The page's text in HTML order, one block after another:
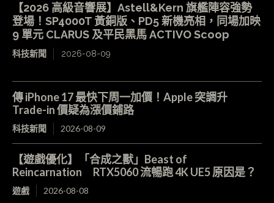
【2026 高級音響展】Astell&Kern 旗艦陣容強勢
登場！SP4000T 黃銅版、PD5 新機亮相，同場加映
9 單元 CLARUS 及平民黑馬 ACTIVO Scoop
科技新聞 2026-08-09
傳 iPhone 17 最快下周一加價！Apple 突調升
Trade-in 價疑為漲價鋪路
科技新聞 2026-08-09
【遊戲優化】「合成之獸」Beast of
Reincarnation RTX5060 流暢跑 4K UE5 原因是？
遊戲 2026-08-08